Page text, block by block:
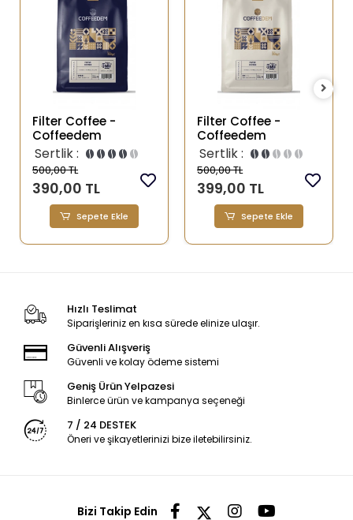
Filter Coffee -
Coffeedem
Sertlik :
500,00 TL
390,00 TL
Sepete Ekle
Filter Coffee -
Coffeedem
Sertlik :
500,00 TL
399,00 TL
Sepete Ekle
Hızlı Teslimat
Siparişleriniz en kısa sürede elinize ulaşır.
Güvenli Alışveriş
Güvenli ve kolay ödeme sistemi
Geniş Ürün Yelpazesi
Binlerce ürün ve kampanya seçeneği
7 / 24 DESTEK
Öneri ve şikayetlerinizi bize iletebilirsiniz.
Bizi Takip Edin